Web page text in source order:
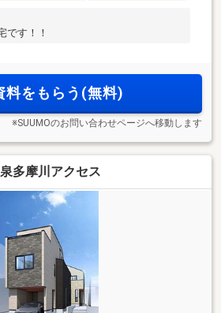
です！！
料をもらう(無料)
※SUUMOのお問い合わせページへ移動します
多摩川アクセス